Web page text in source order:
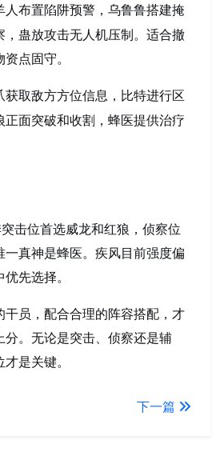
人布置陷阱预警，乌鲁鲁搭建掩
，蛊放攻击无人机压制。适合撤
点固守。
获取敌方方位信息，比特进行区
正面突破和收割，蜂医提供治疗
击位首选威龙和红狼，侦察位
一真神是蜂医。疾风目前强度偏
先选择。
干员，配合合理的阵容搭配，才
分。无论是突击、侦察还是辅
是关键。
下一篇